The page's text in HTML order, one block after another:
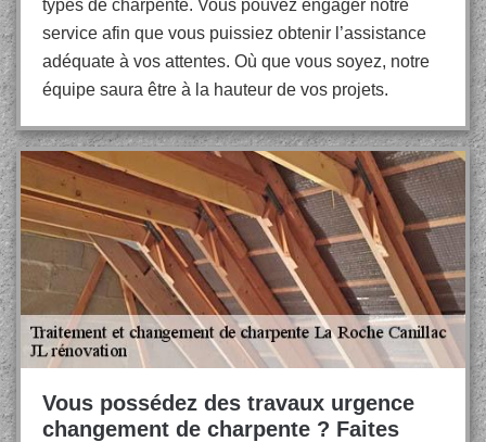
types de charpente. Vous pouvez engager notre
service afin que vous puissiez obtenir l’assistance
adéquate à vos attentes. Où que vous soyez, notre
équipe saura être à la hauteur de vos projets.
Vous possédez des travaux urgence
changement de charpente ? Faites